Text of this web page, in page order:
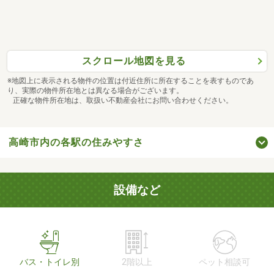
スクロール地図を見る
※地図上に表示される物件の位置は付近住所に所在することを表すものであ
り、実際の物件所在地とは異なる場合がございます。
正確な物件所在地は、取扱い不動産会社にお問い合わせください。
高崎市内の各駅の住みやすさ
設備など
バス・トイレ別 2階以上 ペット相談可